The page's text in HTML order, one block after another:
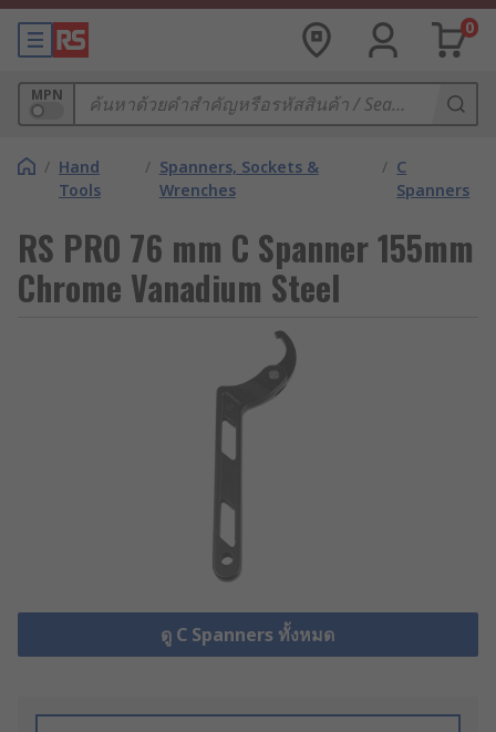
0
MPN
/ Hand
Tools
/ Spanners, Sockets &
Wrenches
/ C
Spanners
RS PRO 76 mm C Spanner 155mm
Chrome Vanadium Steel
ดู C Spanners ทั้งหมด